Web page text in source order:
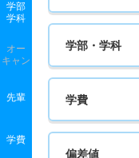
学部
学科
オー
キャン
先輩
学費
学部・学科
学費
偏差値